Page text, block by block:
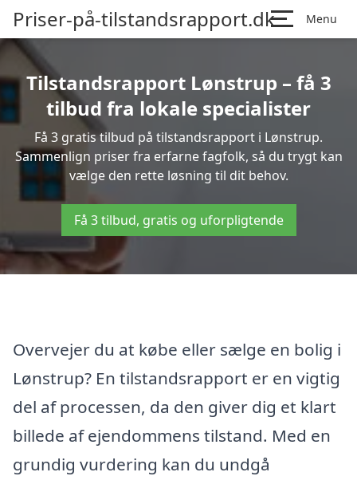
Priser-på-tilstandsrapport.dk Menu
Tilstandsrapport Lønstrup – få 3
tilbud fra lokale specialister
Få 3 gratis tilbud på tilstandsrapport i Lønstrup.
Sammenlign priser fra erfarne fagfolk, så du trygt kan
vælge den rette løsning til dit behov.
Få 3 tilbud, gratis og uforpligtende
Overvejer du at købe eller sælge en bolig i
Lønstrup? En tilstandsrapport er en vigtig
del af processen, da den giver dig et klart
billede af ejendommens tilstand. Med en
grundig vurdering kan du undgå